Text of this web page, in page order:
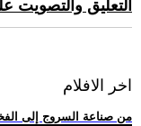
التعليق والتصويت
اخر الافلام
.. من صناعة السروج إلى